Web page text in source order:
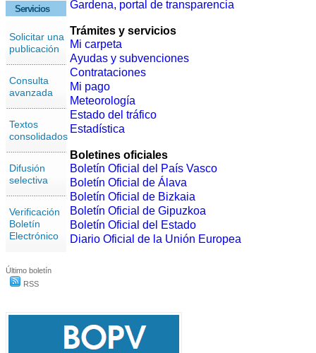
Servicios
Solicitar una
publicación
Consulta
avanzada
Textos
consolidados
Difusión
selectiva
Verificación
Boletín
Electrónico
Último boletín
RSS
Gardena, portal de transparencia
Trámites y servicios
Mi carpeta
Ayudas y subvenciones
Contrataciones
Mi pago
Meteorología
Estado del tráfico
Estadística
Boletines oficiales
Boletín Oficial del País Vasco
Boletín Oficial de Álava
Boletín Oficial de Bizkaia
Boletín Oficial de Gipuzkoa
Boletín Oficial del Estado
Diario Oficial de la Unión Europea